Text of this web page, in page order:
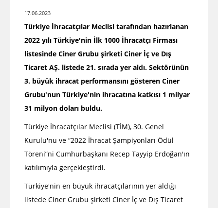
17.06.2023
Türkiye İhracatçılar Meclisi tarafından hazırlanan
2022 yılı Türkiye'nin İlk 1000 İhracatçı Firması
listesinde Ciner Grubu şirketi Ciner İç ve Dış
Ticaret AŞ. listede 21. sırada yer aldı. Sektörünün
3. büyük ihracat performansını gösteren Ciner
Grubu'nun Türkiye'nin ihracatına katkısı 1 milyar
31 milyon doları buldu.
Türkiye İhracatçılar Meclisi (TİM), 30. Genel
Kurulu'nu ve “2022 İhracat Şampiyonları Ödül
Töreni”ni Cumhurbaşkanı Recep Tayyip Erdoğan'ın
katılımıyla gerçekleştirdi.
Türkiye'nin en büyük ihracatçılarının yer aldığı
listede Ciner Grubu şirketi Ciner İç ve Dış Ticaret